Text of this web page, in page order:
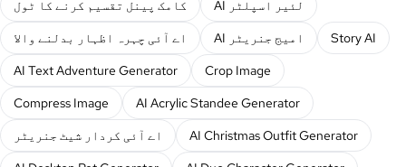
کامک پینل تقسیم کرنے کا ٹول
AI لئیر اسپلٹر
اے آئی چہرہ اظہار بدلنے والا
AI امیج جنریٹر
Story AI
AI Text Adventure Generator
Crop Image
Compress Image
AI Acrylic Standee Generator
اے آئی کردار شیٹ جنریٹر
AI Christmas Outfit Generator